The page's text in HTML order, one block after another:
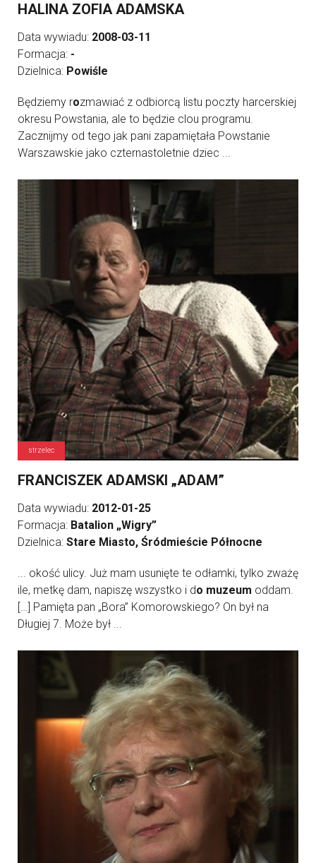
HALINA ZOFIA ADAMSKA
Data wywiadu: 2008-03-11
Formacja: -
Dzielnica: Powiśle
Będziemy rozmawiać z odbiorcą listu poczty harcerskiej
okresu Powstania, ale to będzie clou programu.
Zacznijmy od tego jak pani zapamiętała Powstanie
Warszawskie jako czternastoletnie dziec ...
strzelec
FRANCISZEK ADAMSKI „ADAM”
Data wywiadu: 2012-01-25
Formacja: Batalion „Wigry”
Dzielnica: Stare Miasto, Śródmieście Północne
... okość ulicy. Już mam usunięte te odłamki, tylko zważę
ile, metkę dam, napiszę wszystko i do muzeum oddam.
[…] Pamięta pan „Bora” Komorowskiego? On był na
Długiej 7. Może był ...